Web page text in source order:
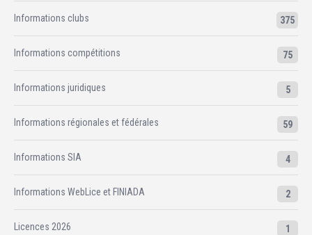
Informations clubs 375
Informations compétitions 75
Informations juridiques 5
Informations régionales et fédérales 59
Informations SIA 4
Informations WebLice et FINIADA 2
Licences 2026 1